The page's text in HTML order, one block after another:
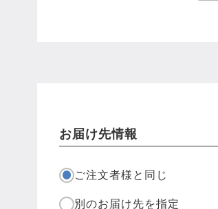
お届け先情報
ご注文者様と同じ
別のお届け先を指定